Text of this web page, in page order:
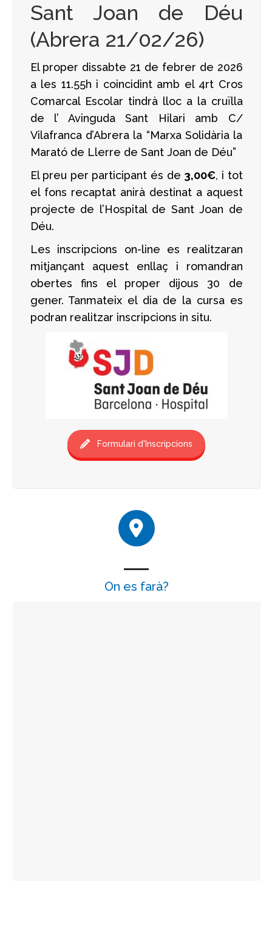
Sant Joan de Déu
(Abrera 21/02/26)
El proper dissabte 21 de febrer de 2026
a les 11.55h i coincidint amb el 4rt Cros
Comarcal Escolar tindrà lloc a la cruïlla
de l’ Avinguda Sant Hilari amb C/
Vilafranca d’Abrera la “Marxa Solidària la
Marató de Llerre de Sant Joan de Déu”
El preu per participant és de 3,00€, i tot
el fons recaptat anirà destinat a aquest
projecte de l’Hospital de Sant Joan de
Déu.
Les inscripcions on-line es realitzaran
mitjançant aquest enllaç i romandran
obertes fins el proper dijous 30 de
gener. Tanmateix el dia de la cursa es
podran realitzar inscripcions in situ.
Formulari d'Inscripcions
On es farà?